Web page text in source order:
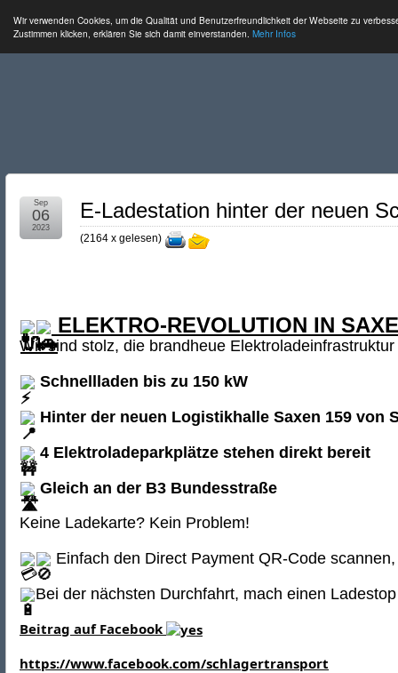
Wir verwenden Cookies, um die Qualität und Benutzerfreundlichkeit der Webseite zu
Zustimmen klicken, erklären Sie sich damit einverstanden. Mehr Infos
E-Ladestation hinter der neuen
(2164 x gelesen)
Sep
06
2023
ELEKTRO-REVOLUTION IN
Wir sind stolz, die brandheue
Schnellladen bis zu 150 kW
Hinter der neuen Logistikhalle Saxen 159 von
4 Elektroladeparkplätze stehen direkt bereit
Gleich an der B3 Bundesstraße
Keine Ladekarte? Kein Problem!
Einfach den Direct Payment QR-Code
Bei der nächsten Durchfahrt, mach einen
Beitrag auf Facebook
https://www.facebook.com/schlagertransport